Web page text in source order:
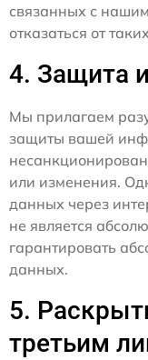
связанных с
отказаться от
4. Защита
Мы прилагаем
защиты вашей
или изменения.
данных через
не является
гарантировать
данных.
5.
третьим